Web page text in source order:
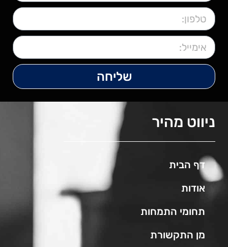
שליחה
ניווט מהיר
דף הבית
אודות
תחומי התמחות
מן התקשורת